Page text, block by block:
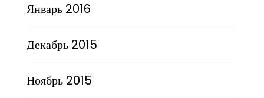
Январь 2016
Декабрь 2015
Ноябрь 2015